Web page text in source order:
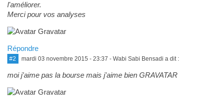
l'améliorer.
Merci pour vos analyses
Répondre
#2 mardi 03 novembre 2015 - 23:37 - Wabi Sabi Bensadi a dit :
moi j'aime pas la bourse mais j'aime bien GRAVATAR